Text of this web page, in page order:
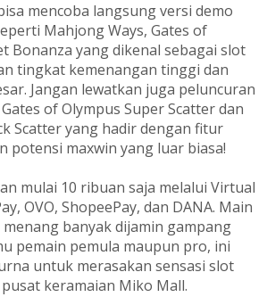
mencoba langsung versi demo
Mahjong Ways, Gates of
Bonanza yang dikenal sebagai slot
tingkat kemenangan tinggi dan
Jangan lewatkan juga peluncuran
of Olympus Super Scatter dan
Scatter yang hadir dengan fitur
potensi maxwin yang luar biasa!
mulai 10 ribuan saja melalui Virtual
OVO, ShopeePay, dan DANA. Main
banyak dijamin gampang
pemain pemula maupun pro, ini
untuk merasakan sensasi slot
keramaian Miko Mall.